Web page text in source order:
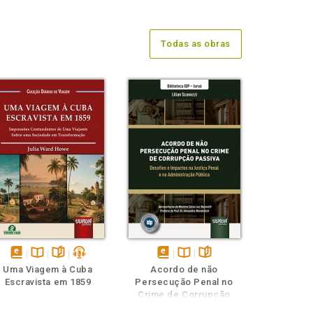
Todas as obras
disponível
em
Disponível
na
páginaspodcast
Uma Viagem à Cuba
Escravista em 1859
disponível
em
eBook
Disponível
na
B.V.
páginas
Acordo de não
Persecução Penal no
Crime de Corrupção